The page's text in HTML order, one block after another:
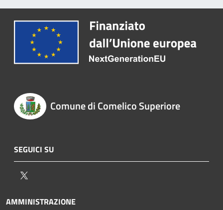
Comune di Comelico Superiore
SEGUICI SU
AMMINISTRAZIONE